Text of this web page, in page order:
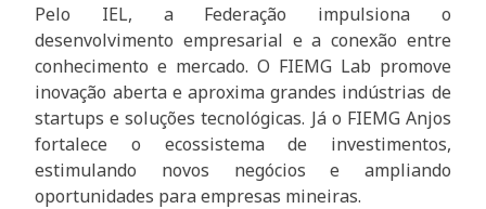
Pelo IEL, a Federação impulsiona o
desenvolvimento empresarial e a conexão entre
conhecimento e mercado. O FIEMG Lab promove
inovação aberta e aproxima grandes indústrias de
startups e soluções tecnológicas. Já o FIEMG Anjos
fortalece o ecossistema de investimentos,
estimulando novos negócios e ampliando
oportunidades para empresas mineiras.